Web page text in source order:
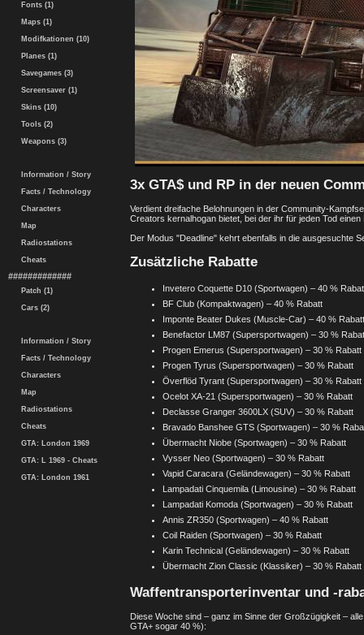
Fonts (1)
Maps (1)
Modifkationen (10)
Planes (1)
Savegames (3)
Screensaver (1)
Skins (10)
Tools (2)
Weapons (3)
Information / Story
Facts / Technology
Characters
Map
Radiostations
Cheats
#############
Patch (1)
Cars (2)
Information / Story
Facts / Technology
Characters
Map
Radiostations
Cheats
GTA: London 1969
GTA: L 1969 - Cheats
GTA: London 1961
3x GTA$ und RP in der neuen
Verdient dreifache Belohnungen in der Community-
Creators kernalhogan bietet, bei der ihr für jeden Tod einen
Der Modus "Deadline" kehrt ebenfalls in die ausgesuchte
Zusätzliche Rabatte
Invetero Coquette D10 (Sportwagen) – 40 %
BF Club (Kompaktwagen) – 40 % Rabatt
Imponte Beater Dukes (Muscle-Car) – 40 % Rabatt
Benefactor LM87 (Supersportwagen) – 30 %
Progen Emerus (Supersportwagen) – 30 % Rabatt
Progen Tyrus (Supersportwagen) – 30 % Rabatt
Överflöd Tyrant (Supersportwagen) – 30 % Rabatt
Ocelot XA-21 (Supersportwagen) – 30 % Rabatt
Declasse Granger 3600LX (SUV) – 30 % Rabatt
Bravado Banshee GTS (Sportwagen) – 30 %
Übermacht Niobe (Sportwagen) – 30 % Rabatt
Vysser Neo (Sportwagen) – 30 % Rabatt
Vapid Caracara (Geländewagen) – 30 % Rabatt
Lampadati Cinquemila (Limousine) – 30 % Rabatt
Lampadati Komoda (Sportwagen) – 30 % Rabatt
Annis ZR350 (Sportwagen) – 40 % Rabatt
Coil Raiden (Sportwagen) – 30 % Rabatt
Karin Technical (Geländewagen) – 30 % Rabatt
Übermacht Zion Classic (Klassiker) – 30 % Rabatt
Waffentransporterinventar und -
Diese Woche sind – ganz im Sinne der Großzügigkeit –
GTA+ sogar 40 %):